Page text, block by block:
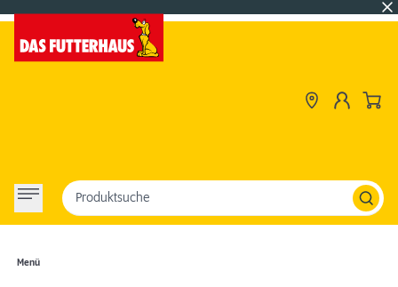
Menü
Produktsuche